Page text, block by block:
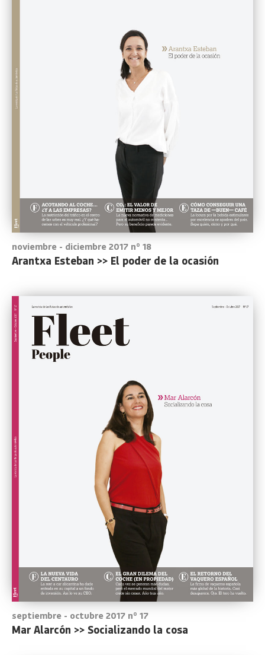
noviembre - diciembre 2017 nº 18
Arantxa Esteban >> El poder de la ocasión
septiembre - octubre 2017 nº 17
Mar Alarcón >> Socializando la cosa